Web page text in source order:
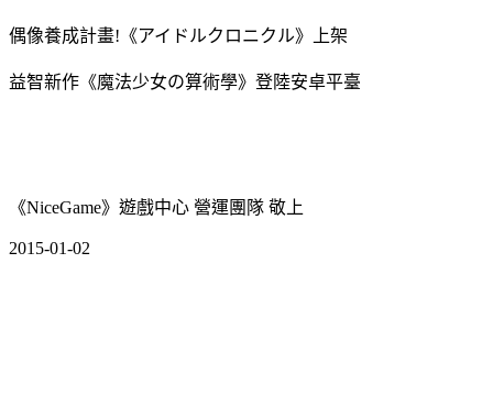
偶像養成計畫!《アイドルクロニクル》上架
益智新作《魔法少女の算術學》登陸安卓平臺
《NiceGame》遊戲中心 營運團隊 敬上
2015-01-02